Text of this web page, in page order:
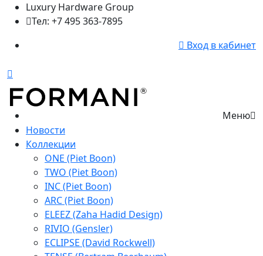
Luxury Hardware Group
Тел: +7 495 363-7895
Вход в кабинет
Меню
Новости
Коллекции
ONE (Piet Boon)
TWO (Piet Boon)
INC (Piet Boon)
ARC (Piet Boon)
ELEEZ (Zaha Hadid Design)
RIVIO (Gensler)
ECLIPSE (David Rockwell)